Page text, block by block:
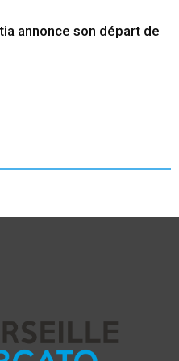
annonce son départ de